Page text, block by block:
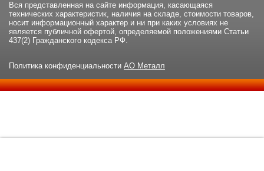
Вся представленная на сайте информация, касающаяся
технических характеристик, наличия на складе, стоимости товаров,
носит информационный характер и ни при каких условиях не
является публичной офертой, определяемой положениями Статьи
437(2) Гражданского кодекса РФ.
Политика конфиденциальности АО Металл